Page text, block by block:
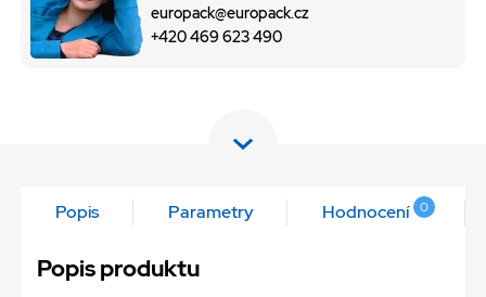
europack@europack.cz
+420 469 623 490
Popis Parametry Hodnocení 0
Popis produktu